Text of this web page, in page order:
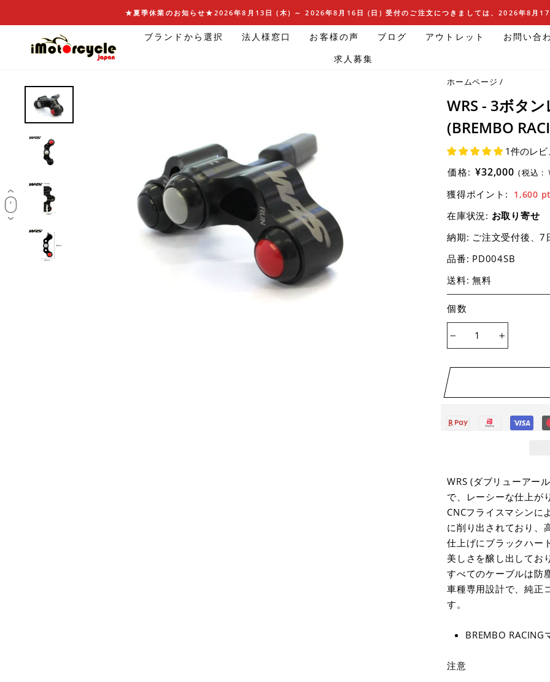
ン
★夏季休業のお知らせ★2026年8月13日 (木) ～ 2026年8月16日 (日) 受付のご注文につきましては、2026年8月17
ブランドから選択 法人様窓口 お客様の声 ブログ アウトレット
お問い合
求人募集
ホームページ /
WRS - 3ボタ
(BREMBO
1件のレビ
価格: ¥32,000 (税込 :
獲得ポイント: 1,600 pt
在庫状況: お取り寄せ
納期: ご注文受付後、7
品番: PD004SB
送料: 無料
個数
WRS (ダブリューアー
で、レーシーな仕上が
CNCフライスマシンに
に削り出されており、
仕上げにブラックハー
美しさを醸し出してお
すべてのケーブルは防
車種専用設計で、純正
す。
BREMBO RACING
注意